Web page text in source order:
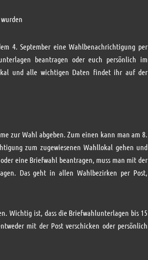
4. September eine Wahlbenachrichtigung per
beantragen oder euch persönlich im
und alle wichtigen Daten findet ihr auf der
zur Wahl abgeben. Zum einen kann man am 8.
zum zugewiesenen Wahllokal gehen und
eine Briefwahl beantragen, muss man mit der
Das geht in allen Wahlbezirken per Post,
Wichtig ist, dass die Briefwahlunterlagen bis 15
mit der Post verschicken oder persönlich